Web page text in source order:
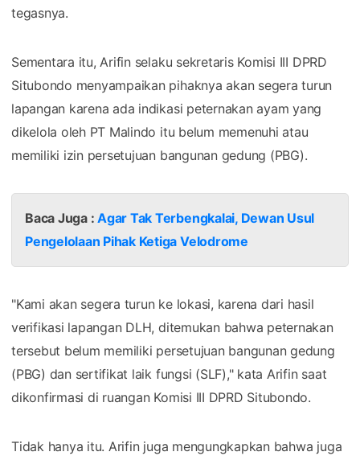
tegasnya.
Sementara itu, Arifin selaku sekretaris Komisi III DPRD
Situbondo menyampaikan pihaknya akan segera turun
lapangan karena ada indikasi peternakan ayam yang
dikelola oleh PT Malindo itu belum memenuhi atau
memiliki izin persetujuan bangunan gedung (PBG).
Baca Juga :Agar Tak Terbengkalai, Dewan Usul
Pengelolaan Pihak Ketiga Velodrome
"Kami akan segera turun ke lokasi, karena dari hasil
verifikasi lapangan DLH, ditemukan bahwa peternakan
tersebut belum memiliki persetujuan bangunan gedung
(PBG) dan sertifikat laik fungsi (SLF)," kata Arifin saat
dikonfirmasi di ruangan Komisi III DPRD Situbondo.
Tidak hanya itu. Arifin juga mengungkapkan bahwa juga